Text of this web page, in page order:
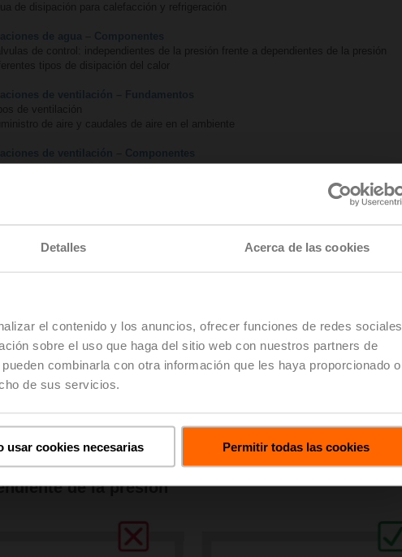
Detalles Acerca de las cookies
el contenido y los anuncios, ofrecer funciones de redes sociales
sobre el uso que haga del sitio web con nuestros partners de
combinarla con otra información que les haya proporcionado o
de sus servicios.
usar cookies necesarias Permitir todas las cookies
de disipación para calefacción y refrigeración
de control: independientes de la presión frente a dependientes de la presión
tipos de disipación del calor
de ventilación
de aire y caudales de aire en el ambiente
de edificios
en la automatización de edificios
de zona y de ambiente en la automatización de edificios
aplicación – Aplicaciones de ambiente y zona
de la presión